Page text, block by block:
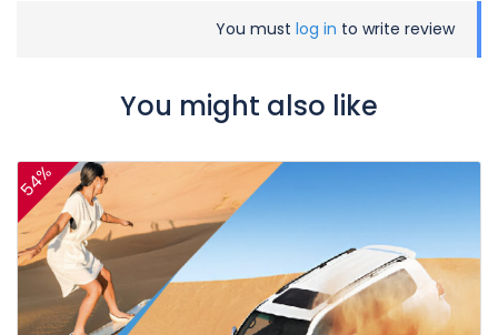
You must log in to write review
You might also like
54%